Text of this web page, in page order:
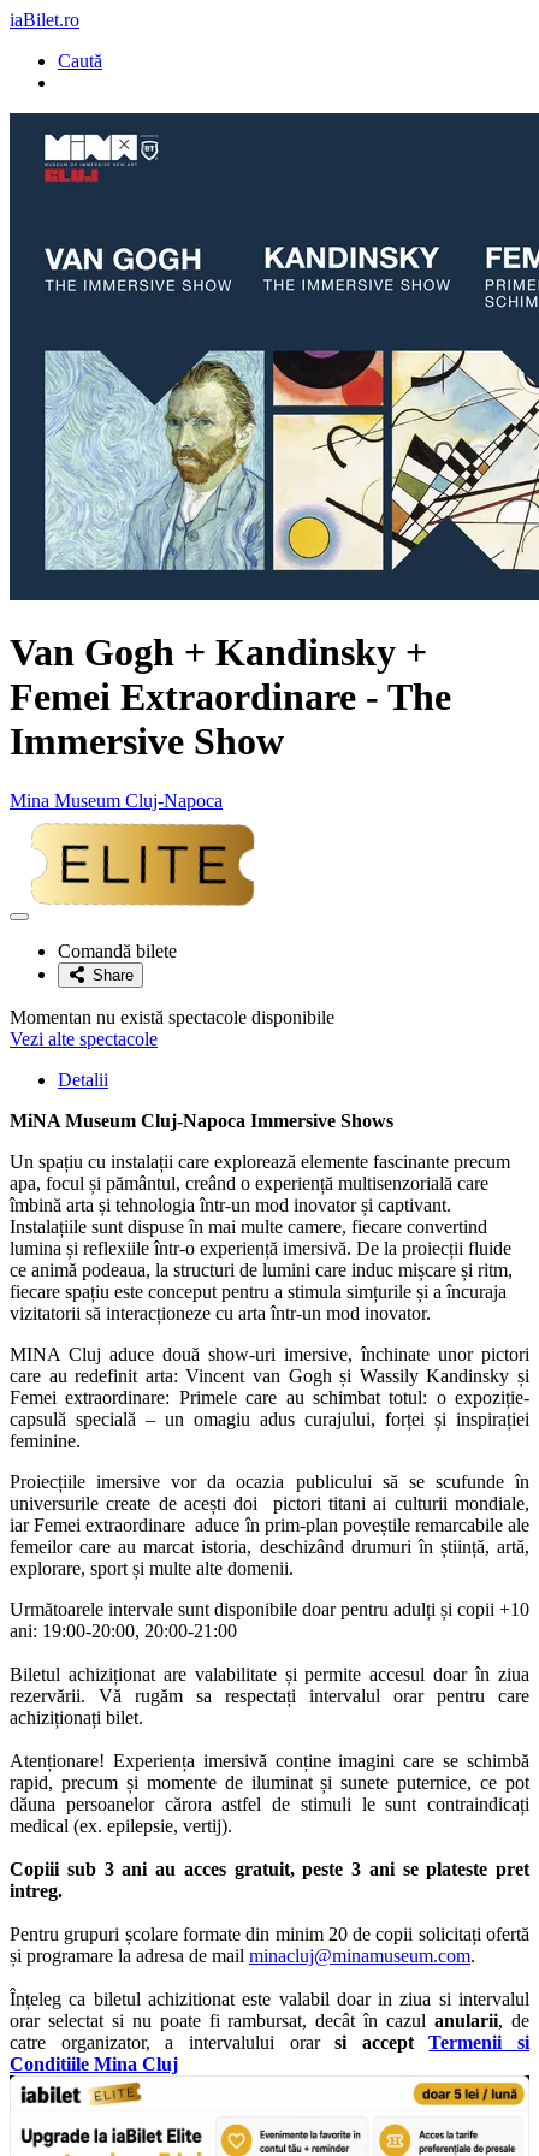
iaBilet.ro
Caută
Van Gogh + Kandinsky +
Femei Extraordinare - The
Immersive Show
Mina Museum Cluj-Napoca
Adaugă
favoriteComandă bilete
Share
Momentan nu există spectacole disponibile
Vezi alte spectacole
Detalii
MiNA Museum Cluj-Napoca Immersive Shows
Un spațiu cu instalații care explorează elemente fascinante precum
apa, focul și pământul, creând o experiență multisenzorială care
îmbină arta și tehnologia într-un mod inovator și captivant.
Instalațiile sunt dispuse în mai multe camere, fiecare convertind
lumina și reflexiile într-o experiență imersivă. De la proiecții fluide
ce animă podeaua, la structuri de lumini care induc mișcare și ritm,
fiecare spațiu este conceput pentru a stimula simțurile și a încuraja
vizitatorii să interacționeze cu arta într-un mod inovator.
MINA Cluj aduce două show-uri imersive, închinate unor pictori
care au redefinit arta: Vincent van Gogh și Wassily Kandinsky și
Femei extraordinare: Primele care au schimbat totul: o expoziție-
capsulă specială – un omagiu adus curajului, forței și inspirației
feminine.
Proiecțiile imersive vor da ocazia publicului să se scufunde în
universurile create de acești doi pictori titani ai culturii mondiale,
iar Femei extraordinare aduce în prim-plan poveștile remarcabile ale
femeilor care au marcat istoria, deschizând drumuri în știință, artă,
explorare, sport și multe alte domenii.
Următoarele intervale sunt disponibile doar pentru adulți și copii +10
ani: 19:00-20:00, 20:00-21:00
Biletul achiziționat are valabilitate și permite accesul doar în ziua
rezervării. Vă rugăm sa respectați intervalul orar pentru care
achiziționați bilet.
Atenționare! Experiența imersivă conține imagini care se schimbă
rapid, precum și momente de iluminat și sunete puternice, ce pot
dăuna persoanelor cărora astfel de stimuli le sunt contraindicați
medical (ex. epilepsie, vertij).
Copiii sub 3 ani au acces gratuit, peste 3 ani se plateste pret
intreg.
Pentru grupuri școlare formate din minim 20 de copii solicitați ofertă
și programare la adresa de mail minacluj@minamuseum.com.
Înțeleg ca biletul achizitionat este valabil doar in ziua si intervalul
orar selectat si nu poate fi rambursat, decât în cazulanularii, de
catre organizator, a intervalului orarsi acceptTermenii si
Conditiile Mina Cluj